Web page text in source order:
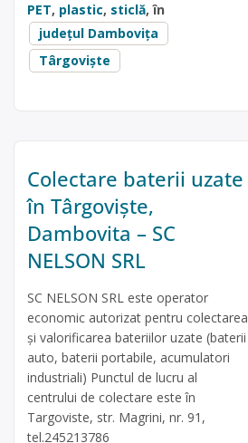
PET, plastic, sticlă, în
județul Dambovița
Târgoviște
Colectare baterii uzate
în Târgoviște,
Dambovita – SC
NELSON SRL
SC NELSON SRL este operator
economic autorizat pentru colectarea
și valorificarea bateriilor uzate (baterii
auto, baterii portabile, acumulatori
industriali) Punctul de lucru al
centrului de colectare este în
Targoviste, str. Magrini, nr. 91,
tel.245213786